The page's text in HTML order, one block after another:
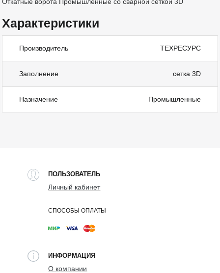
Характеристики
Производитель ТЕХРЕСУРС
Заполнение сетка 3D
Назначение Промышленные
ПОЛЬЗОВАТЕЛЬ
Личный кабинет
СПОСОБЫ ОПЛАТЫ
ИНФОРМАЦИЯ
О компании